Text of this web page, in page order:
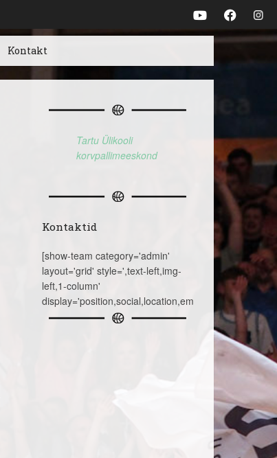
Kontakt
Tartu Ülikooli
korvpallimeeskond
Kontaktid
[show-team category='admin'
layout='grid' style=',text-left,img-
left,1-column'